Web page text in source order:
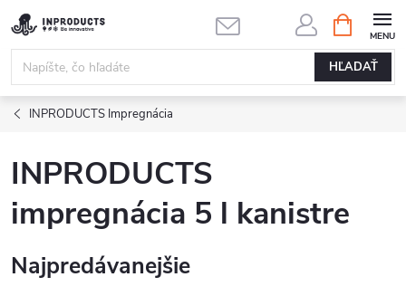
Prejsť
na
obsah
HĽADAŤ
KOŠÍK
INPRODUCTS Impregnácia
INPRODUCTS
impregnácia 5 l kanistre
Najpredávanejšie